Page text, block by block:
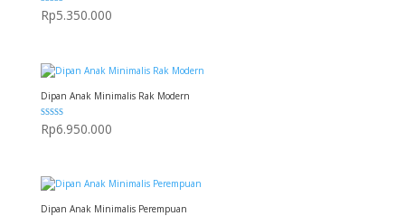
Dinilai
5.00
dari 5
Rp5.350.000
Dipan Anak Minimalis Rak Modern
Dinilai
5.00
dari 5
Rp6.950.000
Dipan Anak Minimalis Perempuan